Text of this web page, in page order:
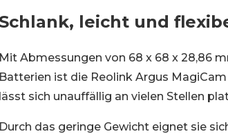
Schlank, leicht und
Mit Abmessungen von 68 x 68 x 28,86
Batterien ist die Reolink Argus
lässt sich unauffällig an vielen Stellen
Durch das geringe Gewicht eignet sie